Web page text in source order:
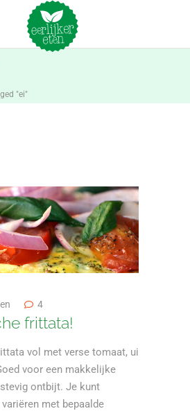
"ei"
4
frittata!
vol met verse tomaat, ui
voor een makkelijke
ontbijt. Je kunt
met bepaalde